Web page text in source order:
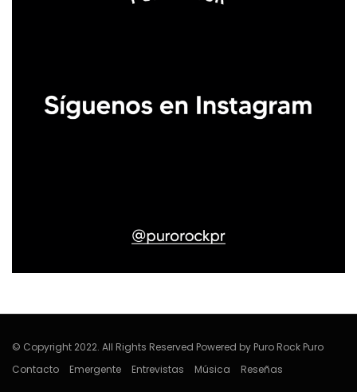
© Copyright 2022. All Rights Reserved Powered by Puro Rock Puro
Contacto
Emergente Entrevistas Música Reseñas